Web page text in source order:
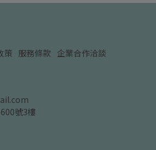
策 服務條款 企業合作洽談
號3樓